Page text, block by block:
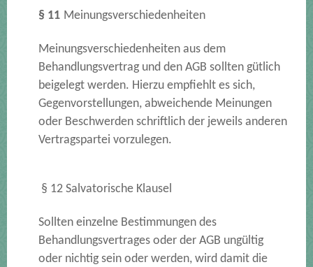
§ 11 Meinungsverschiedenheiten
Meinungsverschiedenheiten aus dem
Behandlungsvertrag und den AGB sollten gütlich
beigelegt werden. Hierzu empfiehlt es sich,
Gegenvorstellungen, abweichende Meinungen
oder Beschwerden schriftlich der jeweils anderen
Vertragspartei vorzulegen.
§ 12 Salvatorische Klausel
Sollten einzelne Bestimmungen des
Behandlungsvertrages oder der AGB ungültig
oder nichtig sein oder werden, wird damit die